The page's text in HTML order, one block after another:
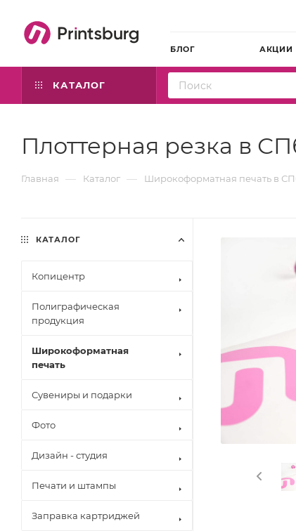
БЛОГ АКЦИИ
КАТАЛОГ
Плоттерная резка в
Главная — Каталог — Широкоформатная печать в
КАТАЛОГ
Копицентр
Полиграфическая
продукция
Широкоформатная
печать
Сувениры и подарки
Фото
Дизайн - студия
Печати и штампы
Заправка картриджей